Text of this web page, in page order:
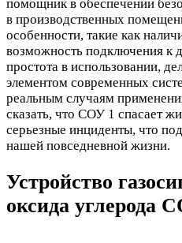
помощник в обеспечении
в производственных
особенности, такие как
возможность подключения к
простота в использовании,
элементом современных
реальным случаям
сказать, что СОУ 1 спасает
серьезные инциденты, что
нашей повседневной жизни.
Устройство
оксида углерода